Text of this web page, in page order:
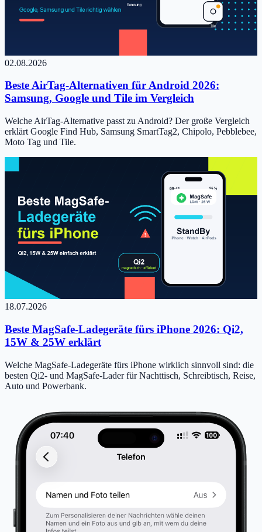
02.08.2026
Beste AirTag-Alternativen für Android 2026:
Samsung, Google und Tile im Vergleich
Welche AirTag-Alternative passt zu Android? Der große Vergleich
erklärt Google Find Hub, Samsung SmartTag2, Chipolo, Pebblebee,
Moto Tag und Tile.
18.07.2026
Beste MagSafe-Ladegeräte fürs iPhone 2026: Qi2,
15W & 25W erklärt
Welche MagSafe-Ladegeräte fürs iPhone wirklich sinnvoll sind: die
besten Qi2- und MagSafe-Lader für Nachttisch, Schreibtisch, Reise,
Auto und Powerbank.